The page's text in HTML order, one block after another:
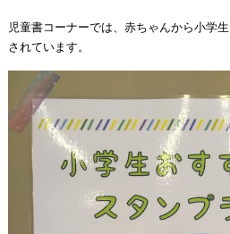
児童書コーナーでは、赤ちゃんから小学
されています。